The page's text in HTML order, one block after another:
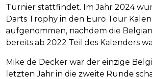
Turnier stattfindet. Im Jahr 2024
Darts Trophy in den Euro Tour
aufgenommen, nachdem die
bereits ab 2022 Teil des Kalenders
Mike de Decker war der einzige
letzten Jahr in die zweite Runde